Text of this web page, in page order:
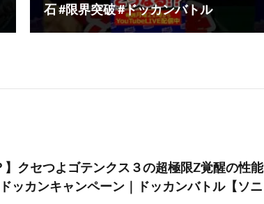
石 #限界突破 #ドッカンバトル
】クセつよゴテンクス３の超極限Z覚醒の性能
ッカンキャンペーン｜ドッカンバトル【ソニ